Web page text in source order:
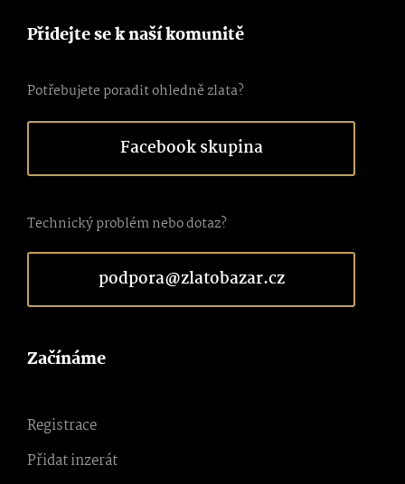
Přidejte se k naší komunitě
Potřebujete poradit ohledně zlata?
Facebook skupina
Technický problém nebo dotaz?
podpora@zlatobazar.cz
Začínáme
Registrace
Přidat inzerát